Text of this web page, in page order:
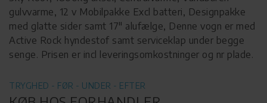
gulvvarme, 12 v Mobilpakke Excl batteri, Designpakke
med glatte sider samt 17" alufælge, Denne vogn er med
Active Rock hyndestof samt serviceklap under begge
senge. Prisen er incl leveringsomkostninger og nr plade.
TRYGHED - FØR - UNDER - EFTER